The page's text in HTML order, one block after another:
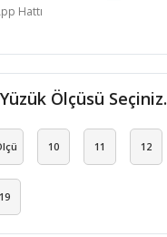
Hattı
Ölçüsü Seçiniz.
10 11 12
19